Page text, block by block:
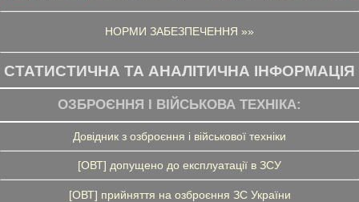
НОРМИ ЗАБЕЗПЕЧЕННЯ »»
СТАТИСТИЧНА ТА АНАЛІТИЧНА ІНФОРМАЦІЯ
ОЗБРОЄННЯ І ВІЙСЬКОВА ТЕХНІКА:
Довідник з озброєння і військової техніки
[ОВТ] допущено до експлуатації в ЗСУ
[ОВТ] прийняття на озброєння ЗС України